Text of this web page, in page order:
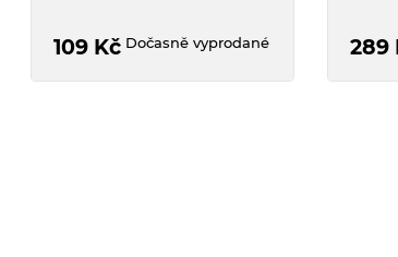
absorpční pomůcky.
109Kč Dočasně vyprodané 289